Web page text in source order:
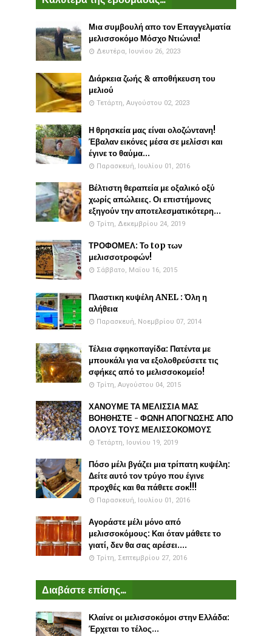
Μια συμβουλή απο τον Επαγγελματία
μελισσοκόμο Μόσχο Ντιώνια!
Δευτέρα, Ιουνίου 26, 2023
Διάρκεια ζωής & αποθήκευση του
μελιού
Τετάρτη, Αυγούστου 02, 2023
Η θρησκεία μας είναι ολοζώντανη!
Έβαλαν εικόνες μέσα σε μελίσσι και
έγινε το θαύμα...
Παρασκευή, Ιουλίου 01, 2016
Βέλτιστη θεραπεία με οξαλικό οξύ
χωρίς απώλειες. Οι επιστήμονες
εξηγούν την αποτελεσματικότερη...
Τρίτη, Δεκεμβρίου 24, 2019
ΤΡΟΦΟΜΕΛ: Το top των
μελισσοτροφών!
Σάββατο, Μαΐου 16, 2015
Πλαστικη κυψέλη ANEL : Όλη η
αλήθεια
Παρασκευή, Νοεμβρίου 07, 2014
Τέλεια σφηκοπαγίδα: Πατέντα με
μπουκάλι για να εξολοθρεύσετε τις
σφήκες από το μελισσοκομείο!
Τρίτη, Αυγούστου 04, 2015
ΧΑΝΟΥΜΕ ΤΑ ΜΕΛΙΣΣΙΑ ΜΑΣ
ΒΟΗΘΗΣΤΕ - ΦΩΝΗ ΑΠΟΓΝΩΣΗΣ ΑΠΟ
ΟΛΟΥΣ ΤΟΥΣ ΜΕΛΙΣΣΟΚΟΜΟΥΣ
Τετάρτη, Ιουνίου 19, 2019
Πόσο μέλι βγάζει μια τρίπατη κυψέλη:
Δείτε αυτό τον τρύγο που έγινε
προχθές και θα πάθετε σοκ!!!
Παρασκευή, Ιουλίου 01, 2016
Αγοράστε μέλι μόνο από
μελισσοκόμους: Και όταν μάθετε το
γιατί, δεν θα σας αρέσει....
Τρίτη, Σεπτεμβρίου 27, 2016
Διαβάστε επίσης...
Κλαίνε οι μελισσοκόμοι στην Ελλάδα:
Έρχεται το τέλος...